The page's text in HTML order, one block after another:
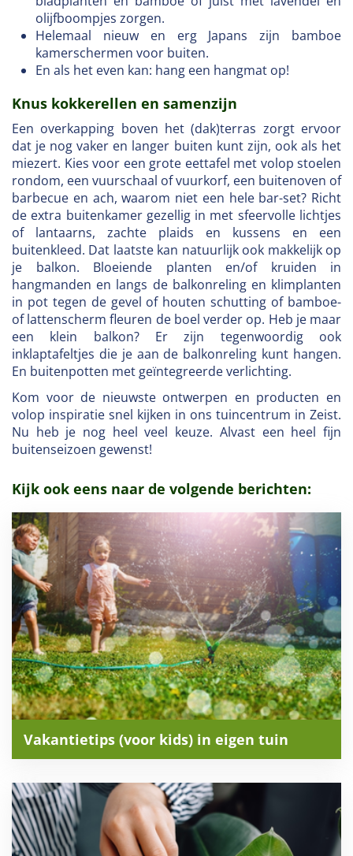
olijfboompjes zorgen.
Helemaal nieuw en erg Japans zijn bamboe
kamerschermen voor buiten.
En als het even kan: hang een hangmat op!
Knus kokkerellen en samenzijn
Een overkapping boven het (dak)terras zorgt ervoor
dat je nog vaker en langer buiten kunt zijn, ook als het
miezert. Kies voor een grote eettafel met volop stoelen
rondom, een vuurschaal of vuurkorf, een buitenoven of
barbecue en ach, waarom niet een hele bar-set? Richt
de extra buitenkamer gezellig in met sfeervolle lichtjes
of lantaarns, zachte plaids en kussens en een
buitenkleed. Dat laatste kan natuurlijk ook makkelijk op
je balkon. Bloeiende planten en/of kruiden in
hangmanden en langs de balkonreling en klimplanten
in pot tegen de gevel of houten schutting of bamboe-
of lattenscherm fleuren de boel verder op. Heb je maar
een klein balkon? Er zijn tegenwoordig ook
inklaptafeltjes die je aan de balkonreling kunt hangen.
En buitenpotten met geïntegreerde verlichting.
Kom voor de nieuwste ontwerpen en producten en
volop inspiratie snel kijken in ons tuincentrum in Zeist.
Nu heb je nog heel veel keuze. Alvast een heel fijn
buitenseizoen gewenst!
Kijk ook eens naar de volgende berichten:
Vakantietips (voor kids) in eigen tuin